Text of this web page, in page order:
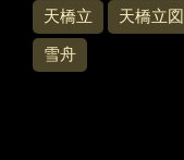
天橋立 天橋立図
雪舟